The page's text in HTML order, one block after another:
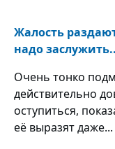
Жалость
надо
Очень тонко
действительно
оступиться,
её выразят даже...